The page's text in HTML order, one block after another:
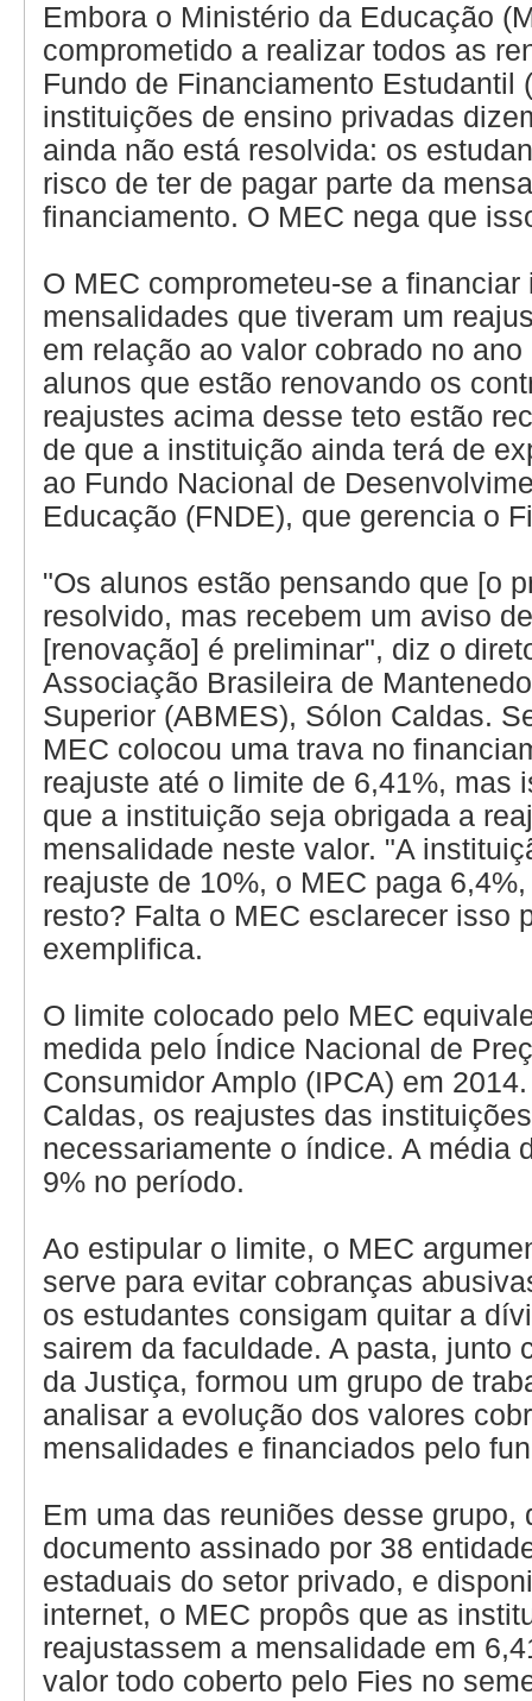
Embora o Ministério da Educação
comprometido a realizar todos as
Fundo de Financiamento Estudantil
instituições de ensino privadas
ainda não está resolvida: os
risco de ter de pagar parte da
financiamento. O MEC nega que
O MEC comprometeu-se a
mensalidades que tiveram um
em relação ao valor cobrado no
alunos que estão renovando os
reajustes acima desse teto estão
de que a instituição ainda terá de
ao Fundo Nacional de
Educação (FNDE), que gerencia o
"Os alunos estão pensando que [o
resolvido, mas recebem um aviso
[renovação] é preliminar", diz o
Associação Brasileira de
Superior (ABMES), Sólon Caldas.
MEC colocou uma trava no
reajuste até o limite de 6,41%, mas
que a instituição seja obrigada a
mensalidade neste valor. "A
reajuste de 10%, o MEC paga
resto? Falta o MEC esclarecer isso
exemplifica.
O limite colocado pelo MEC
medida pelo Índice Nacional de
Consumidor Amplo (IPCA) em
Caldas, os reajustes das
necessariamente o índice. A média
9% no período.
Ao estipular o limite, o MEC
serve para evitar cobranças
os estudantes consigam quitar a
sairem da faculdade. A pasta, junto
da Justiça, formou um grupo de
analisar a evolução dos valores
mensalidades e financiados pelo
Em uma das reuniões desse grupo,
documento assinado por 38
estaduais do setor privado, e
internet, o MEC propôs que as
reajustassem a mensalidade em
valor todo coberto pelo Fies no